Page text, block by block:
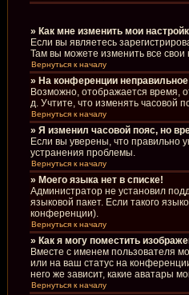
» Как мне изменить мои
Если вы являетесь
Там вы можете изменить все свои
Вернуться к началу
» На конференции
Возможно, отображается время,
д. Учтите, что изменять часовой
Вернуться к началу
» Я изменил часовой пояс, но
Если вы уверены, что правильно
устранения проблемы.
Вернуться к началу
» Моего языка нет в списке!
Администратор не установил
языковой пакет. Если такого
конференции).
Вернуться к началу
» Как я могу поместить
Вместе с именем пользователя
или на ваш статус на
него же зависит, какие аватары
Вернуться к началу